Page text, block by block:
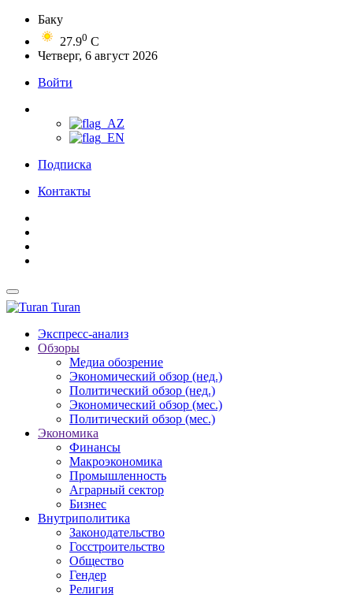
Баку
27.90 C
Четверг, 6 август 2026
Войти
Подписка
Контакты
Turan
Экспресс-анализ
Обзоры
Медиа обозрение
Экономический обзор (нед.)
Политический обзор (нед.)
Экономический обзор (мес.)
Политический обзор (мес.)
Экономика
Финансы
Макроэкономика
Промышленность
Аграрный сектор
Бизнес
Внутриполитика
Законодательство
Госстроительство
Общество
Гендер
Религия